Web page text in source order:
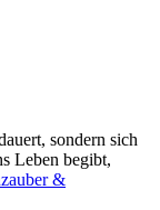
sondern sich
Leben begibt,
&